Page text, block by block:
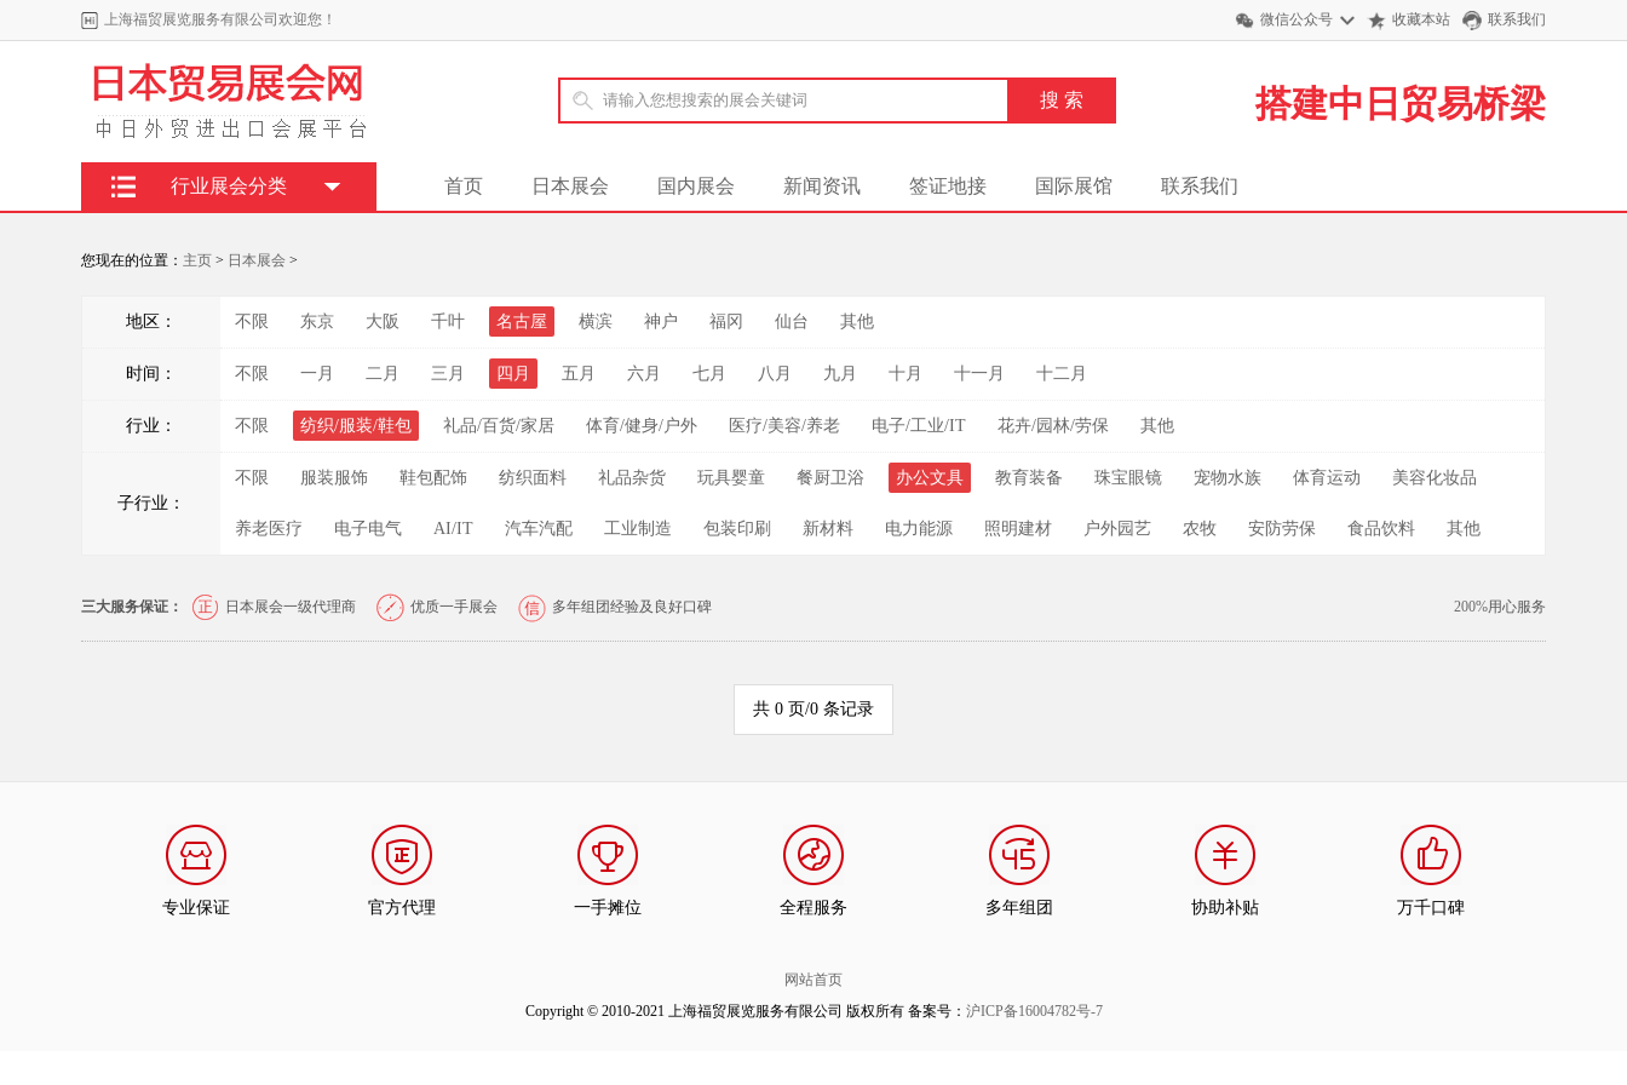
上海福贸展览服务有限公司欢迎您！ 微信公众号 收藏本站 联系我们
搭建中日贸易桥梁
首页 日本展会 国内展会 新闻资讯 签证地接 国际展馆 联系我们
行业展会分类
您现在的位置： 主页 > 日本展会 >
地区： 不限 东京 大阪 千叶 名古屋 横滨 神户 福冈 仙台 其他
时间： 不限 一月 二月 三月 四月 五月 六月 七月 八月 九月 十月 十一月 十二月
行业： 不限 纺织/服装/鞋包 礼品/百货/家居 体育/健身/户外 医疗/美容/养老 电子/工业/IT 花卉/园林/劳保 其他
子行业：
不限 服装服饰 鞋包配饰 纺织面料 礼品杂货 玩具婴童 餐厨卫浴 办公文具 教育装备 珠宝眼镜 宠物水族 体育运动 美容化妆品
养老医疗 电子电气 AI/IT 汽车汽配 工业制造 包装印刷 新材料 电力能源 照明建材 户外园艺 农牧 安防劳保 食品饮料 其他
三大服务保证： 日本展会一级代理商 优质一手展会 多年组团经验及良好口碑 200%用心服务
共 0 页/0 条记录
专业保证 官方代理 一手摊位 全程服务 多年组团 协助补贴 万千口碑
网站首页
Copyright © 2010-2021 上海福贸展览服务有限公司 版权所有 备案号： 沪ICP备16004782号-7